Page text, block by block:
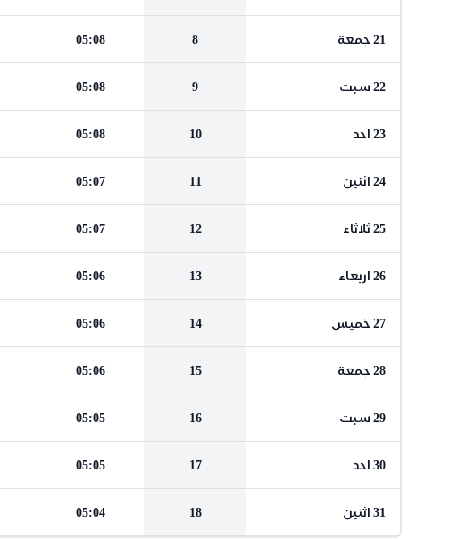
21 جمعة 8
05:08
22 سبت 9
05:08
23 احد 10
05:08
24 اثنين 11
05:07
25 ثلاثاء 12
05:07
26 اربعاء 13
05:06
27 خميس 14
05:06
28 جمعة 15
05:06
29 سبت 16
05:05
30 احد 17
05:05
31 اثنين 18
05:04